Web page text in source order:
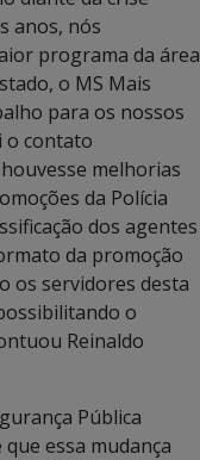
anos, nós
programa da área
o MS Mais
para os nossos
o contato
melhorias
da Polícia
dos agentes
da promoção
os servidores desta
o
Reinaldo
Pública
essa mudança